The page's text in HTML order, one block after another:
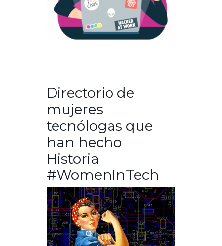
Directorio de
mujeres
tecnólogas que
han hecho
Historia
#WomenInTech